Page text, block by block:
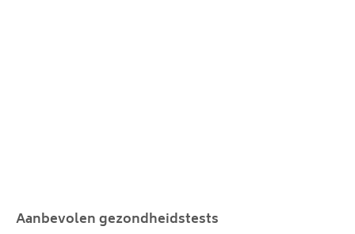
Aanbevolen gezondheidstests